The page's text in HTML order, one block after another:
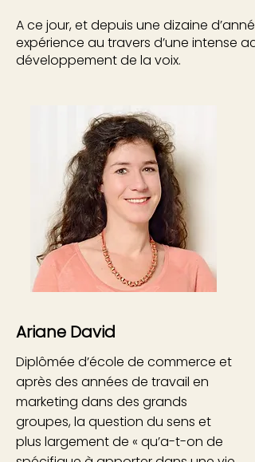
A ce jour, et depuis une dizaine
expérience au travers d’une intense
développement de la voix.
Ariane David
Diplômée d’école de commerce et
après des années de travail en
marketing dans des grands
groupes, la question du sens et
plus largement de « qu’a-t-on de